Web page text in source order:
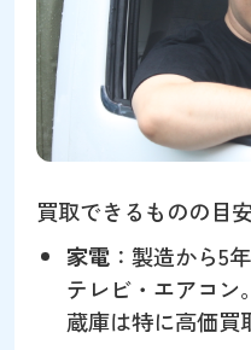
買取できるものの目
家電 ：製造から5
テレビ・エアコン
蔵庫は特に高価買